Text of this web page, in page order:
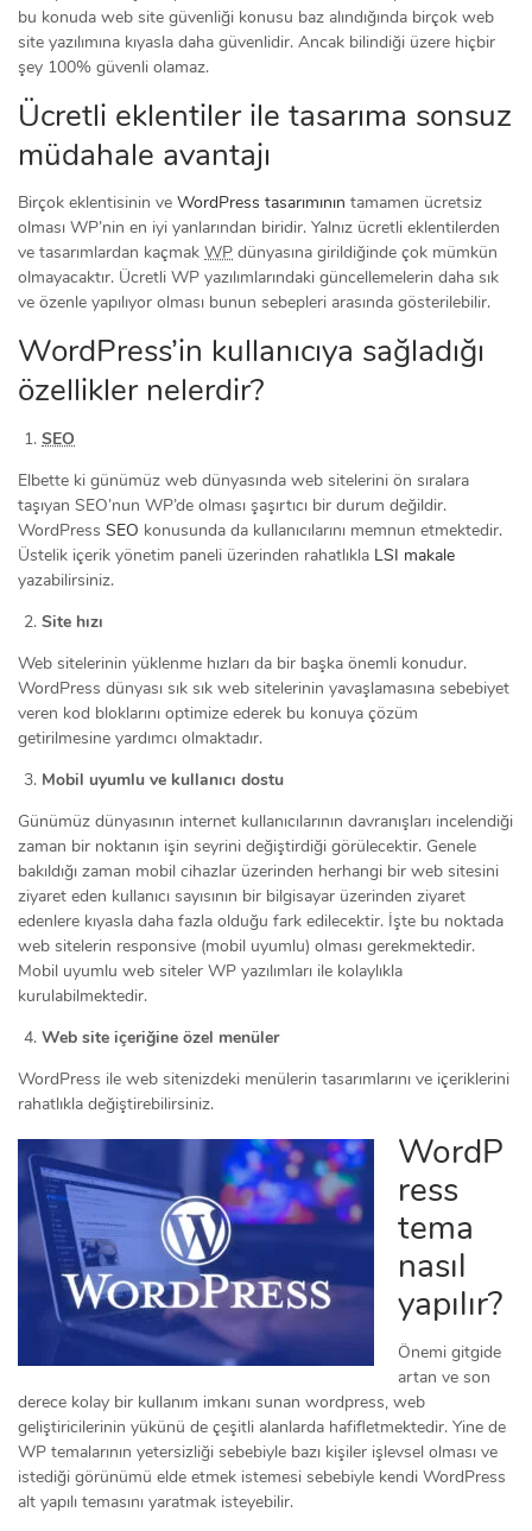
bu konuda web site güvenliği konusu baz alındığında birçok web
site yazılımına kıyasla daha güvenlidir. Ancak bilindiği üzere hiçbir
şey 100% güvenli olamaz.
Ücretli eklentiler ile tasarıma sonsuz
müdahale avantajı
Birçok eklentisinin ve WordPress tasarımının tamamen ücretsiz
olması WP’nin en iyi yanlarından biridir. Yalnız ücretli eklentilerden
ve tasarımlardan kaçmak WP dünyasına girildiğinde çok mümkün
olmayacaktır. Ücretli WP yazılımlarındaki güncellemelerin daha sık
ve özenle yapılıyor olması bunun sebepleri arasında gösterilebilir.
WordPress’in kullanıcıya sağladığı
özellikler nelerdir?
SEO
Elbette ki günümüz web dünyasında web sitelerini ön sıralara
taşıyan SEO’nun WP’de olması şaşırtıcı bir durum değildir.
WordPress SEO konusunda da kullanıcılarını memnun etmektedir.
Üstelik içerik yönetim paneli üzerinden rahatlıkla LSI makale
yazabilirsiniz.
Site hızı
Web sitelerinin yüklenme hızları da bir başka önemli konudur.
WordPress dünyası sık sık web sitelerinin yavaşlamasına sebebiyet
veren kod bloklarını optimize ederek bu konuya çözüm
getirilmesine yardımcı olmaktadır.
Mobil uyumlu ve kullanıcı dostu
Günümüz dünyasının internet kullanıcılarının davranışları incelendiği
zaman bir noktanın işin seyrini değiştirdiği görülecektir. Genele
bakıldığı zaman mobil cihazlar üzerinden herhangi bir web sitesini
ziyaret eden kullanıcı sayısının bir bilgisayar üzerinden ziyaret
edenlere kıyasla daha fazla olduğu fark edilecektir. İşte bu noktada
web sitelerin responsive (mobil uyumlu) olması gerekmektedir.
Mobil uyumlu web siteler WP yazılımları ile kolaylıkla
kurulabilmektedir.
Web site içeriğine özel menüler
WordPress ile web sitenizdeki menülerin tasarımlarını ve içeriklerini
rahatlıkla değiştirebilirsiniz.
WordP
ress
tema
nasıl
yapılır?
Önemi gitgide
artan ve son
derece kolay bir kullanım imkanı sunan wordpress, web
geliştiricilerinin yükünü de çeşitli alanlarda hafifletmektedir. Yine de
WP temalarının yetersizliği sebebiyle bazı kişiler işlevsel olması ve
istediği görünümü elde etmek istemesi sebebiyle kendi WordPress
alt yapılı temasını yaratmak isteyebilir.